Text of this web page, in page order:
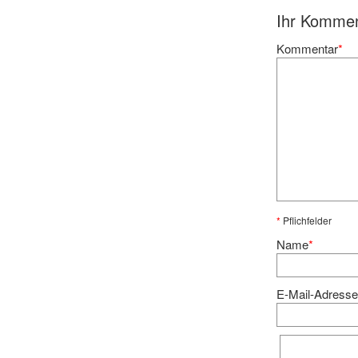
Ihr
Kommentar*
* Pflichfelder
Name*
E-Mail-Adresse